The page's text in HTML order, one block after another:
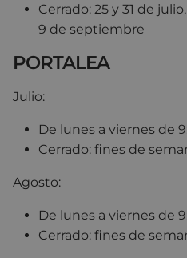
Cerrado: 25 y 31 de
9 de septiembre
PORTALEA
Julio:
De lunes a viernes de
Cerrado: fines de
Agosto:
De lunes a viernes de
Cerrado: fines de